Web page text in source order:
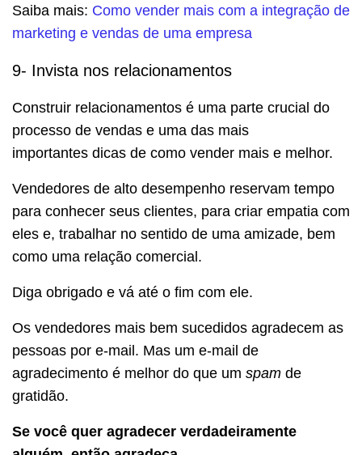
Saiba mais: Como vender mais com a integração de
marketing e vendas de uma empresa
9- Invista nos relacionamentos
Construir relacionamentos é uma parte crucial do
processo de vendas e uma das mais
importantes dicas de como vender mais e melhor.
Vendedores de alto desempenho reservam tempo
para conhecer seus clientes, para criar empatia com
eles e, trabalhar no sentido de uma amizade, bem
como uma relação comercial.
Diga obrigado e vá até o fim com ele.
Os vendedores mais bem sucedidos agradecem as
pessoas por e-mail. Mas um e-mail de
agradecimento é melhor do que um spam de
gratidão.
Se você quer agradecer verdadeiramente